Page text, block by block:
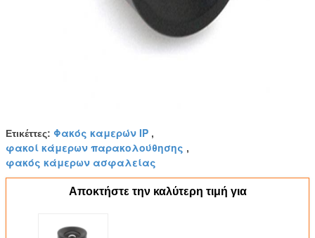
Ετικέττες: Φακός καμερών IP ,
φακοί κάμερων παρακολούθησης ,
φακός κάμερων ασφαλείας
Αποκτήστε την καλύτερη τιμή για